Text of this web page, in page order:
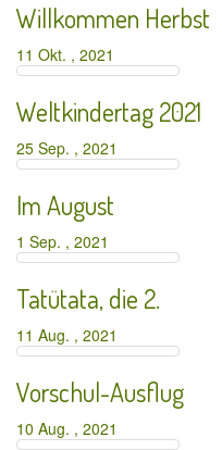
Willkommen Herbst
11 Okt. , 2021
Weltkindertag 2021
25 Sep. , 2021
Im August
1 Sep. , 2021
Tatütata, die 2.
11 Aug. , 2021
Vorschul-Ausflug
10 Aug. , 2021